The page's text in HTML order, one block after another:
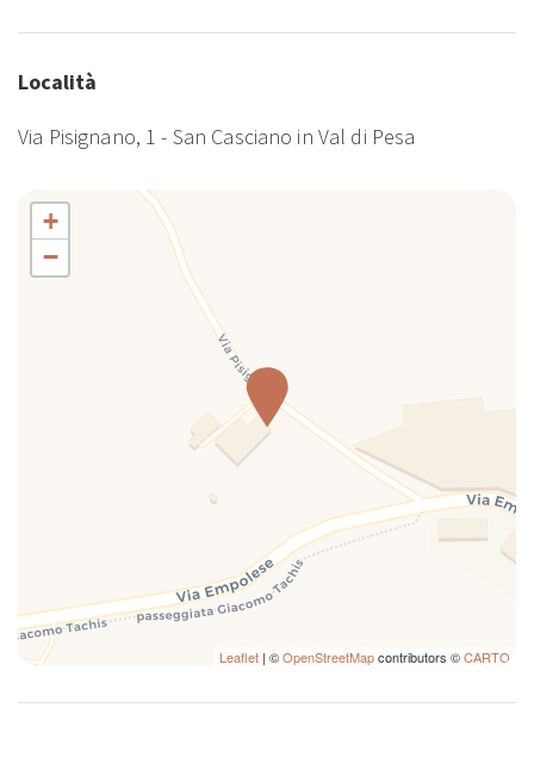
Piatti e Posate
Riscaldamento / Condizionatore autonomo
Scuranti stanza
Vasca da bagno
Località
Via Pisignano, 1 - San Casciano in Val di Pesa
+
−
Leaflet | ©OpenStreetMapcontributors ©CARTO